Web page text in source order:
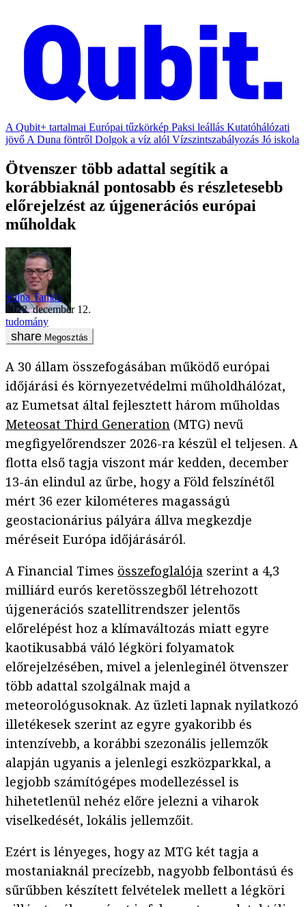
A Qubit+ tartalmai Európai tűzkörkép Paksi leállás Kutatóhálózati
jövő A Duna föntről Dolgok a víz alól Vízszintszabályozás Jó iskola
Ötvenszer több adattal segítik a
korábbiaknál pontosabb és részletesebb
előrejelzést az újgenerációs európai
műholdak
Vajna Tamás
2022. december 12.
tudomány
Megosztás
A 30 állam összefogásában működő európai
időjárási és környezetvédelmi műholdhálózat,
az Eumetsat által fejlesztett három műholdas
Meteosat Third Generation (MTG) nevű
megfigyelőrendszer 2026-ra készül el teljesen. A
flotta első tagja viszont már kedden, december
13-án elindul az űrbe, hogy a Föld felszínétől
mért 36 ezer kilométeres magasságú
geostacionárius pályára állva megkezdje
méréseit Európa időjárásáról.
A Financial Times összefoglalója szerint a 4,3
milliárd eurós keretösszegből létrehozott
újgenerációs szatellitrendszer jelentős
előrelépést hoz a klímaváltozás miatt egyre
kaotikusabbá váló légköri folyamatok
előrejelzésében, mivel a jelenleginél ötvenszer
több adattal szolgálnak majd a
meteorológusoknak. Az üzleti lapnak nyilatkozó
illetékesek szerint az egyre gyakoribb és
intenzívebb, a korábbi szezonális jellemzők
alapján ugyanis a jelenlegi eszközparkkal, a
legjobb számítógépes modellezéssel is
hihetetlenül nehéz előre jelezni a viharok
viselkedését, lokális jellemzőit.
Ezért is lényeges, hogy az MTG két tagja a
mostaniaknál precízebb, nagyobb felbontású és
sűrűbben készített felvételek mellett a légköri